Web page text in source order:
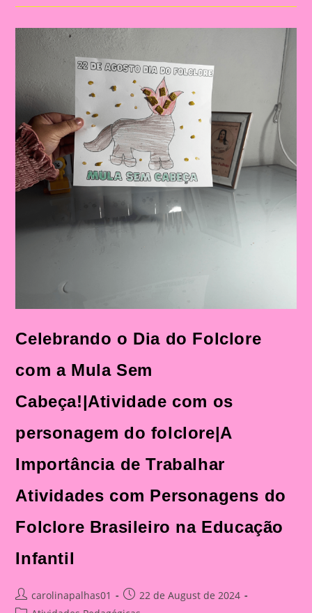
Os
Personagem
Folclore|A
Importância
Trabalhar
Atividades
Com
Personagens
Do
Folclore
Brasileiro
Na
Educação
Infantil
Celebrando o Dia do Folclore
com a Mula Sem
Cabeça!|Atividade com os
personagem do folclore|A
Importância de Trabalhar
Atividades com Personagens do
Folclore Brasileiro na Educação
Infantil
Post
author:
carolinapalhas01
Post
published:
22 de August de 2024